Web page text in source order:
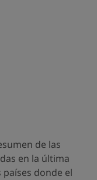
de las
en la última
donde el